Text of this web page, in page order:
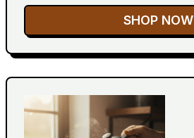
SHOP NOW